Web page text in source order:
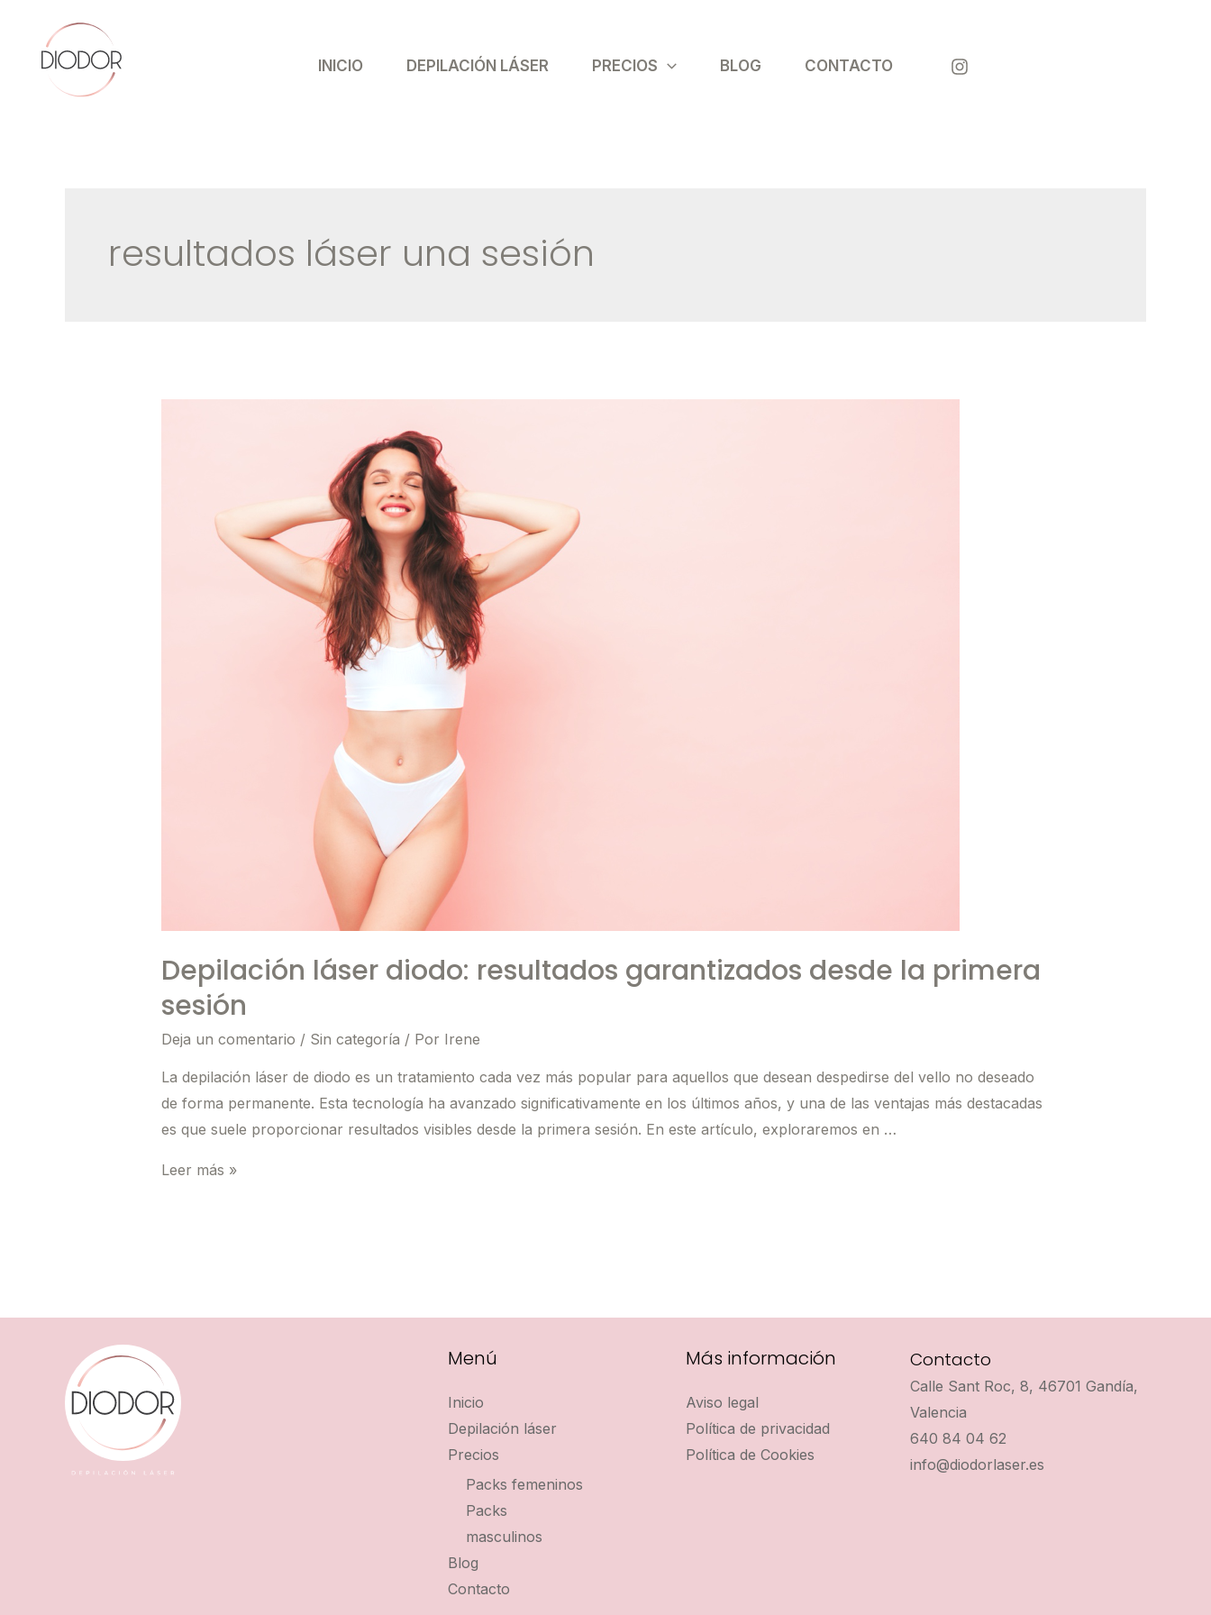
contenido
INICIO DEPILACIÓN LÁSER PRECIOS BLOG CONTACTO
resultados láser una sesión
Depilación láser diodo: resultados garantizados desde la primera
sesión
Deja un comentario / Sin categoría / Por Irene
La depilación láser de diodo es un tratamiento cada vez más popular para aquellos que desean despedirse del vello no deseado
de forma permanente. Esta tecnología ha avanzado significativamente en los últimos años, y una de las ventajas más destacadas
es que suele proporcionar resultados visibles desde la primera sesión. En este artículo, exploraremos en …
Depilación
sesión
Leer más »
Menú
Inicio
Depilación láser
Precios
Packs femeninos
Packs
masculinos
Blog
Contacto
Más información
Aviso legal
Política de privacidad
Política de Cookies
Contacto
Calle Sant Roc, 8, 46701 Gandía,
Valencia
640 84 04 62
info@diodorlaser.es